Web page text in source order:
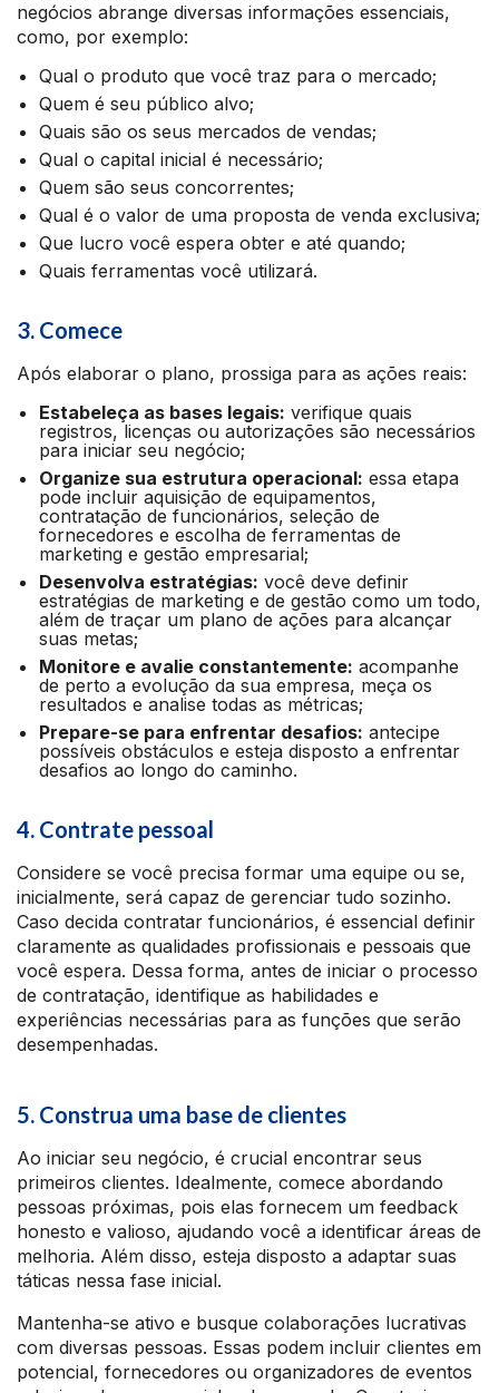
negócios abrange diversas informações essenciais,
como, por exemplo:
Qual o produto que você traz para o mercado;
Quem é seu público alvo;
Quais são os seus mercados de vendas;
Qual o capital inicial é necessário;
Quem são seus concorrentes;
Qual é o valor de uma proposta de venda exclusiva;
Que lucro você espera obter e até quando;
Quais ferramentas você utilizará.
3. Comece
Após elaborar o plano, prossiga para as ações reais:
Estabeleça as bases legais: verifique quais
registros, licenças ou autorizações são necessários
para iniciar seu negócio;
Organize sua estrutura operacional: essa etapa
pode incluir aquisição de equipamentos,
contratação de funcionários, seleção de
fornecedores e escolha de ferramentas de
marketing e gestão empresarial;
Desenvolva estratégias: você deve definir
estratégias de marketing e de gestão como um todo,
além de traçar um plano de ações para alcançar
suas metas;
Monitore e avalie constantemente: acompanhe
de perto a evolução da sua empresa, meça os
resultados e analise todas as métricas;
Prepare-se para enfrentar desafios: antecipe
possíveis obstáculos e esteja disposto a enfrentar
desafios ao longo do caminho.
4. Contrate pessoal
Considere se você precisa formar uma equipe ou se,
inicialmente, será capaz de gerenciar tudo sozinho.
Caso decida contratar funcionários, é essencial definir
claramente as qualidades profissionais e pessoais que
você espera. Dessa forma, antes de iniciar o processo
de contratação, identifique as habilidades e
experiências necessárias para as funções que serão
desempenhadas.
5. Construa uma base de clientes
Ao iniciar seu negócio, é crucial encontrar seus
primeiros clientes. Idealmente, comece abordando
pessoas próximas, pois elas fornecem um feedback
honesto e valioso, ajudando você a identificar áreas de
melhoria. Além disso, esteja disposto a adaptar suas
táticas nessa fase inicial.
Mantenha-se ativo e busque colaborações lucrativas
com diversas pessoas. Essas podem incluir clientes em
potencial, fornecedores ou organizadores de eventos